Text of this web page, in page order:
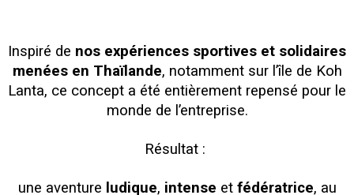
Inspiré de nos expériences sportives et solidaires
menées en Thaïlande, notamment sur l’île de Koh
Lanta, ce concept a été entièrement repensé pour le
monde de l’entreprise.
Résultat :
une aventure ludique, intense et fédératrice, au